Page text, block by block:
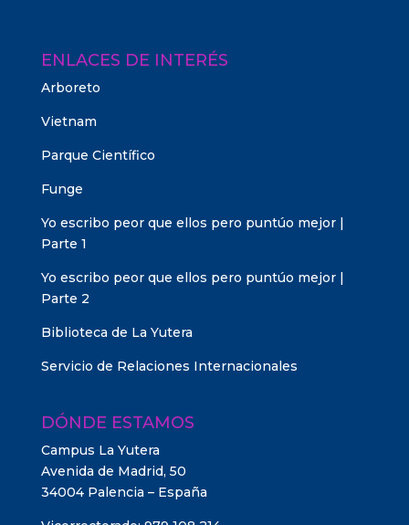
ENLACES DE INTERÉS
Arboreto
Vietnam
Parque Científico
Funge
Yo escribo peor que ellos pero puntúo mejor |
Parte 1
Yo escribo peor que ellos pero puntúo mejor |
Parte 2
Biblioteca de La Yutera
Servicio de Relaciones Internacionales
DÓNDE ESTAMOS
Campus La Yutera
Avenida de Madrid, 50
34004 Palencia – España